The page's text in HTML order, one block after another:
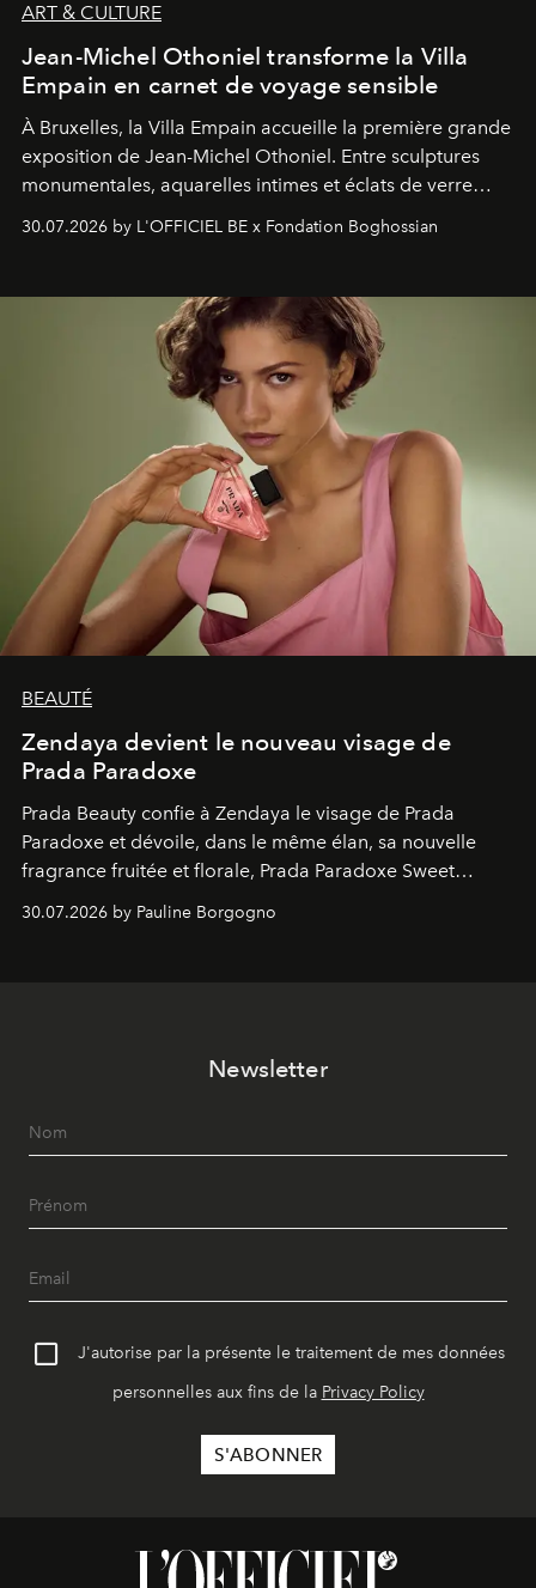
ART & CULTURE
Jean-Michel Othoniel transforme la Villa
Empain en carnet de voyage sensible
À Bruxelles, la Villa Empain accueille la première grande
exposition de Jean-Michel Othoniel. Entre sculptures
monumentales, aquarelles intimes et éclats de verre
soufflé, l’artiste français compose un itinéraire
émotionnel où chaque œuvre devient le souvenir
émerveillement.
30.07.2026 by L'OFFICIEL BE x Fondation Boghossian
BEAUTÉ
Zendaya devient le nouveau visage de
Prada Paradoxe
Prada Beauty confie à Zendaya le visage de Prada
Paradoxe et dévoile, dans le même élan, sa nouvelle
fragrance fruitée et florale, Prada Paradoxe Sweet
Chemistry Eau de Parfum.
30.07.2026 by Pauline Borgogno
Newsletter
J'autorise par la présente le traitement de mes données
personnelles aux fins de la Privacy Policy